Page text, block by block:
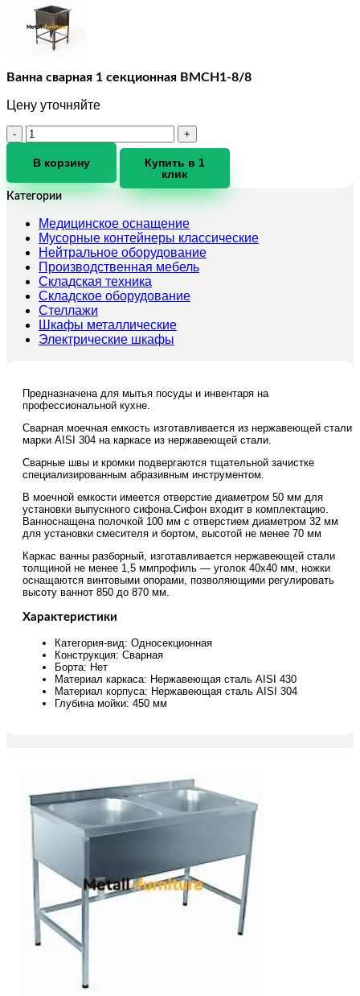
Ванна сварная 1 секционная ВМСН1-8/8
Цену уточняйте
Количество
товара
Ванна
1
секционная
ВМСН1-
8/8
В корзину
Купить в 1
клик
Категории
Медицинское оснащение
Мусорные контейнеры классические
Нейтральное оборудование
Производственная мебель
Складская техника
Складское оборудование
Стеллажи
Шкафы металлические
Электрические шкафы
Предназначена для мытья посуды и инвентаря на
профессиональной кухне.
Сварная моечная емкость изготавливается из нержавеющей стали
марки AISI 304 на каркасе из нержавеющей стали.
Сварные швы и кромки подвергаются тщательной зачистке
специализированным абразивным инструментом.
В моечной емкости имеется отверстие диаметром 50 мм для
установки выпускного сифона.Сифон входит в комплектацию.
Ванноснащена полочкой 100 мм с отверстием диаметром 32 мм
для установки смесителя и бортом, высотой не менее 70 мм
Каркас ванны разборный, изготавливается нержавеющей стали
толщиной не менее 1,5 ммпрофиль — уголок 40х40 мм, ножки
оснащаются винтовыми опорами, позволяющими регулировать
высоту ваннот 850 до 870 мм.
Характеристики
Категория-вид: Односекционная
Конструкция: Сварная
Борта: Нет
Материал каркаса: Нержавеющая сталь AISI 430
Материал корпуса: Нержавеющая сталь AISI 304
Глубина мойки: 450 мм